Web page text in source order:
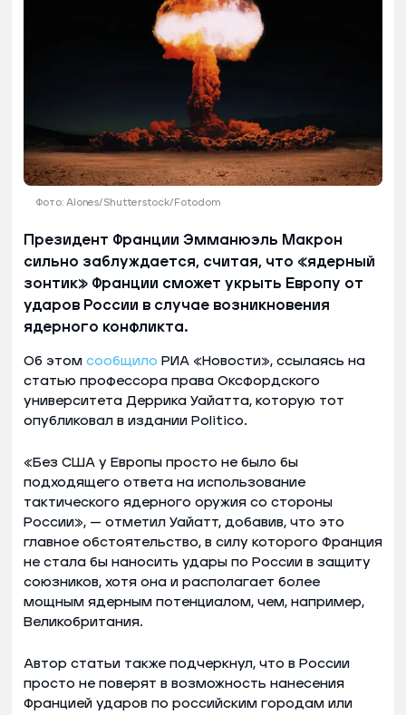
Фото: Alones/Shutterstock/Fotodom
Президент Франции Эмманюэль Макрон
сильно заблуждается, считая, что «ядерный
зонтик» Франции сможет укрыть Европу от
ударов России в случае возникновения
ядерного конфликта.
Об этом сообщило РИА «Новости», ссылаясь на
статью профессора права Оксфордского
университета Деррика Уайатта, которую тот
опубликовал в издании Politico.
«Без США у Европы просто не было бы
подходящего ответа на использование
тактического ядерного оружия со стороны
России», — отметил Уайатт, добавив, что это
главное обстоятельство, в силу которого Франция
не стала бы наносить удары по России в защиту
союзников, хотя она и располагает более
мощным ядерным потенциалом, чем, например,
Великобритания.
Автор статьи также подчеркнул, что в России
просто не поверят в возможность нанесения
Францией ударов по российским городам или